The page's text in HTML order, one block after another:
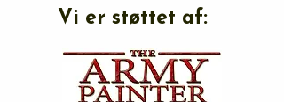
Vi er støttet af: